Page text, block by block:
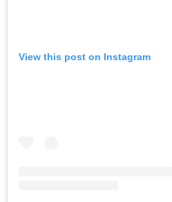
View this post on Instagram